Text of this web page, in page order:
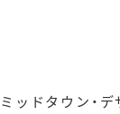
ッドタウン・